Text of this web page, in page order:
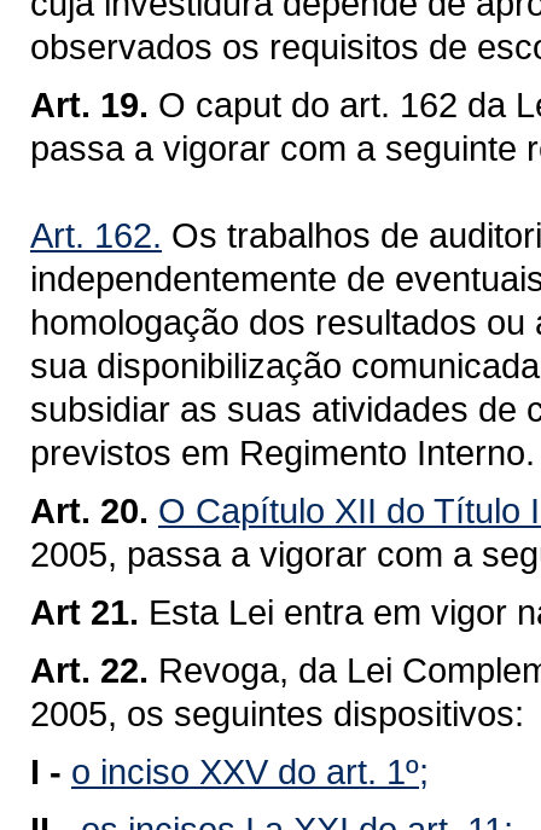
observados os requisitos de
Art. 19. O caput do art. 162 da
passa a vigorar com a seguinte
Art. 162. Os trabalhos de
independentemente de
homologação dos resultados
sua disponibilização
subsidiar as suas atividades de
previstos em Regimento
Art. 20. O Capítulo XII do Título
2005, passa a vigorar com a
Art 21. Esta Lei entra em vigor
Art. 22. Revoga, da Lei
2005, os seguintes dispositivos:
I - o inciso XXV do art. 1º;